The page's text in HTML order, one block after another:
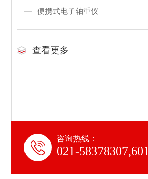
便携式电子轴重仪
查看更多
咨询热线：
021-58378307,601